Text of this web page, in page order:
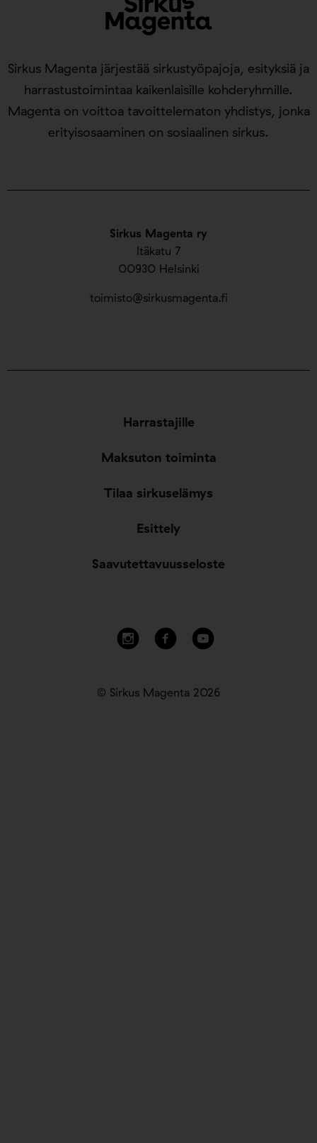
Sirkus Magenta ry
Itäkatu 7
00930 Helsinki
toimisto@sirkusmagenta.fi
Sirkus Magenta järjestää sirkustyöpajoja, esityksiä ja
harrastustoimintaa kaikenlaisille kohderyhmille.
Magenta on voittoa tavoittelematon yhdistys, jonka
erityisosaaminen on sosiaalinen sirkus.
Harrastajille
Maksuton toiminta
Tilaa sirkuselämys
Esittely
Saavutettavuusseloste
© Sirkus Magenta 2026